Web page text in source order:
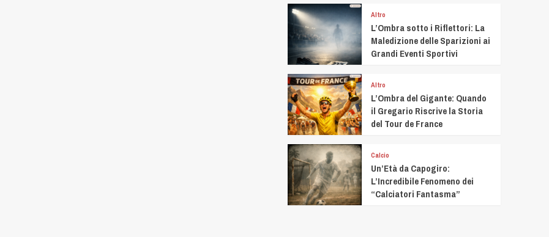
Altro
L’Ombra sotto i Riflettori: La
Maledizione delle Sparizioni ai
Grandi Eventi Sportivi
Altro
L’Ombra del Gigante: Quando
il Gregario Riscrive la Storia
del Tour de France
Calcio
Un’Età da Capogiro:
L’Incredibile Fenomeno dei
“Calciatori Fantasma”